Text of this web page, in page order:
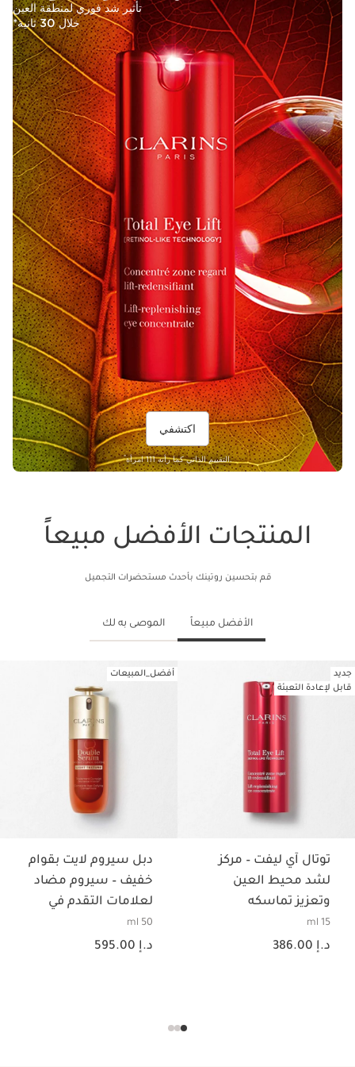
تأثير شد فوري لمنطقة العين
خلال 30 ثانية*
اكتشفي
* التقييم الذاتي كما رأته 111 امرأة.
المنتجات الأفضل مبيعاً
قم بتحسين روتينك بأحدث مستحضرات التجميل
الأفضل مبيعاً الموصى به لك
جديد
قابل لإعادة التعبئة
توتال آي ليفت – مركز
لشد محيط العين
وتعزيز تماسكه
15 ml
السعر الحالي هو د.إ 386.00
د.إ 386.00
أفضل_المبيعات
دبل سيروم لايت بقوام
خفيف – سيروم مضاد
لعلامات التقدم في
السن
50 ml
السعر الحالي هو د.إ 595.00
د.إ 595.00